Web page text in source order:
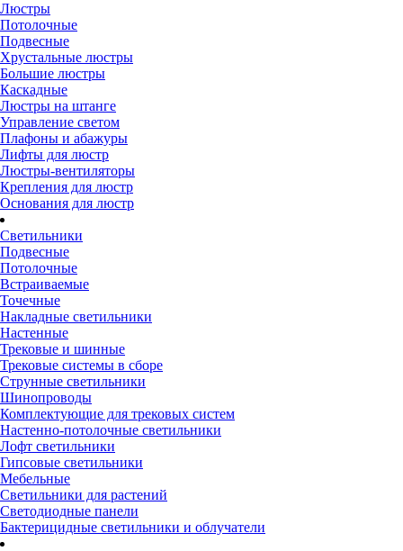
Люстры
Потолочные
Подвесные
Хрустальные люстры
Большие люстры
Каскадные
Люстры на штанге
Управление светом
Плафоны и абажуры
Лифты для люстр
Люстры-вентиляторы
Крепления для люстр
Основания для люстр
Светильники
Подвесные
Потолочные
Встраиваемые
Точечные
Накладные светильники
Настенные
Трековые и шинные
Трековые системы в сборе
Струнные светильники
Шинопроводы
Комплектующие для трековых систем
Настенно-потолочные светильники
Лофт светильники
Гипсовые светильники
Мебельные
Светильники для растений
Светодиодные панели
Бактерицидные светильники и облучатели